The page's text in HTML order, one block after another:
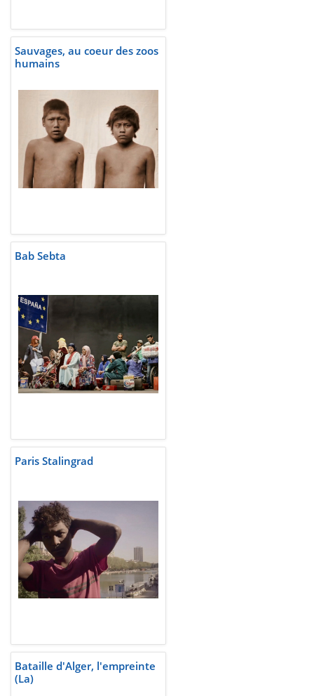
Sauvages, au coeur des zoos
humains
Bab Sebta
Paris Stalingrad
Bataille d'Alger, l'empreinte
(La)